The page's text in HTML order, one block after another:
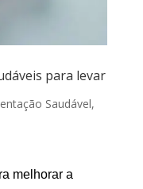
melhorar a
para levar
Saudável,
O tempo